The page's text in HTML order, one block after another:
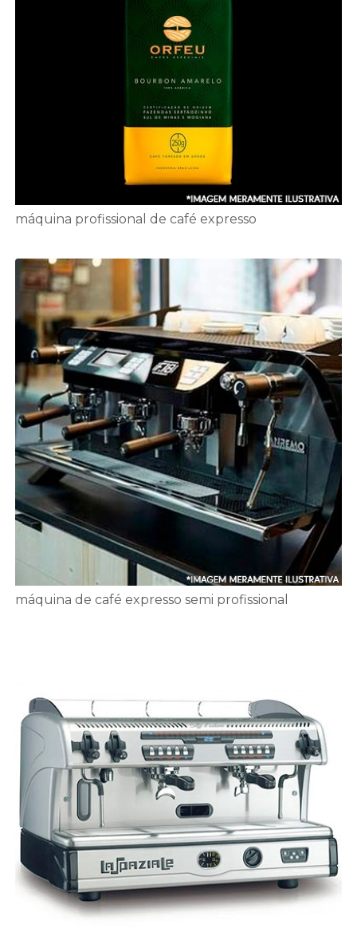
máquina profissional de café expresso
máquina de café expresso semi profissional